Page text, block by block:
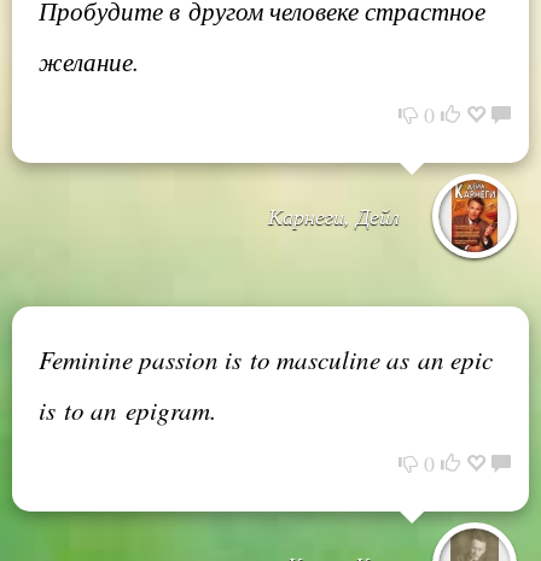
Пробудите в другом человеке страстное
желание.
0
Карнеги, Дейл
Feminine passion is to masculine as an epic
is to an epigram.
0